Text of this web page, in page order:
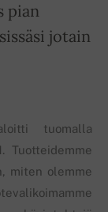
pian
jotain
tuomalla
Tuotteidemme
miten olemme